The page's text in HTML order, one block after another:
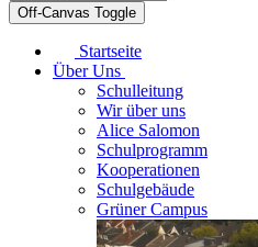
Off-Canvas Toggle
Startseite
Über Uns
Schulleitung
Wir über uns
Alice Salomon
Schulprogramm
Kooperationen
Schulgebäude
Grüner Campus